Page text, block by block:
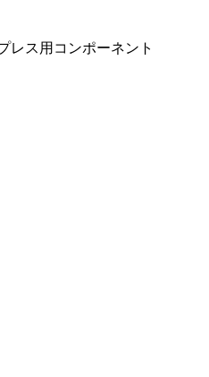
レス用コンポーネント